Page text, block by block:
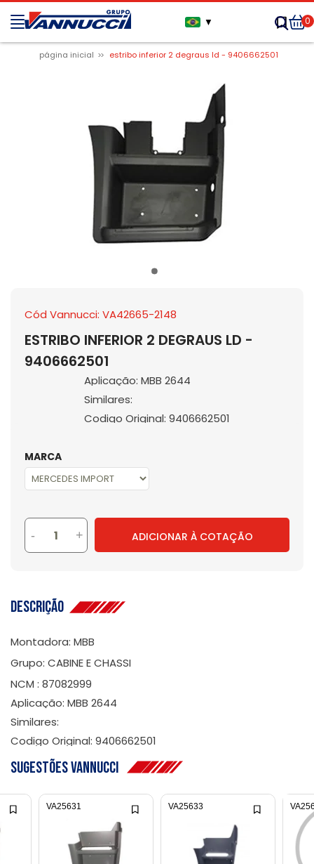
▼ 0
página inicial estribo inferior 2 degraus ld - 9406662501
Cód Vannucci: VA42665-2148
ESTRIBO INFERIOR 2 DEGRAUS LD -
9406662501
Aplicação: MBB 2644
Similares:
Codigo Original: 9406662501
MARCA
- + ADICIONAR À COTAÇÃO
Descrição
Montadora: MBB
Grupo: CABINE E CHASSI
NCM : 87082999
Aplicação: MBB 2644
Similares:
Codigo Original: 9406662501
Sugestões Vannucci
VA25631 VA25633